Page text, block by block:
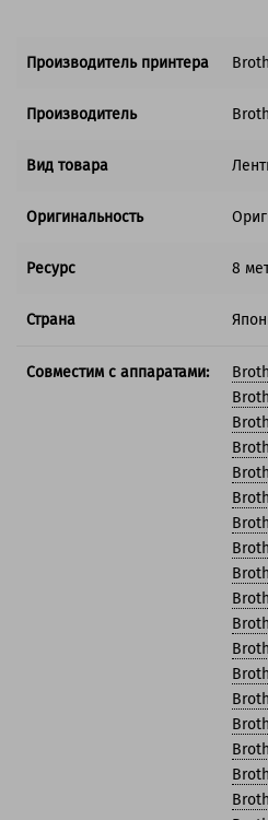
Производитель принтера
Производитель
Вид товара
Оригинальность
Ресурс 8
Страна
Совместим с аппаратами: